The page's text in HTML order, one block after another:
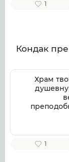
1
Кондак
Храм
1